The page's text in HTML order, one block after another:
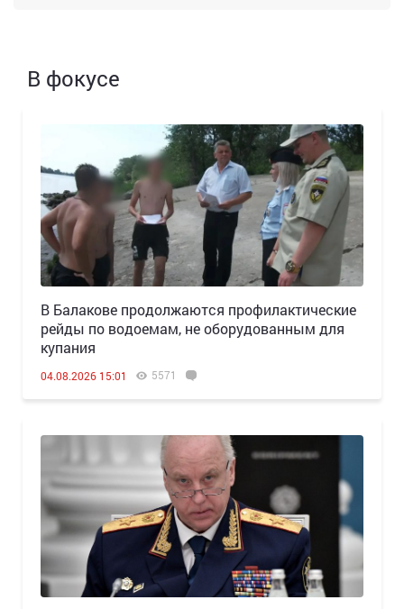
В фокусе
В Балакове продолжаются профилактические
рейды по водоемам, не оборудованным для
купания
04.08.2026 15:01 5571